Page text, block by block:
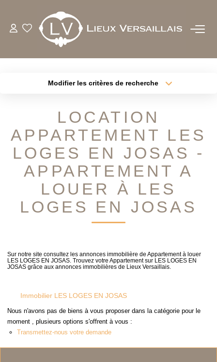
LOUER
BIENS VENDUS
NOTRE AGENCE
QUI SOMMES-NOUS
NOTRE EQUIPE
NOS TEMOIGNAGES
CONTACT
EN
Modifier les critères de recherche
Sélectionnez...
Surface min
Budget max Plus de critères
Créer une alerte
LOCATION
APPARTEMENT LES
LOGES EN JOSAS -
APPARTEMENT A
LOUER À LES
LOGES EN JOSAS
Sur notre site consultez les annonces immobilière de Appartement à louer
LES LOGES EN JOSAS. Trouvez votre Appartement sur LES LOGES EN
JOSAS grâce aux annonces immobilières de Lieux Versaillais.
Immobilier LES LOGES EN JOSAS
Nous n'avons pas de biens à vous proposer dans la catégorie pour le
moment , plusieurs options s'offrent à vous :
Transmettez-nous votre demande